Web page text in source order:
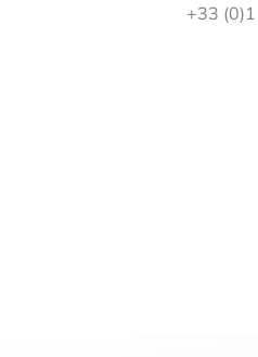
+33